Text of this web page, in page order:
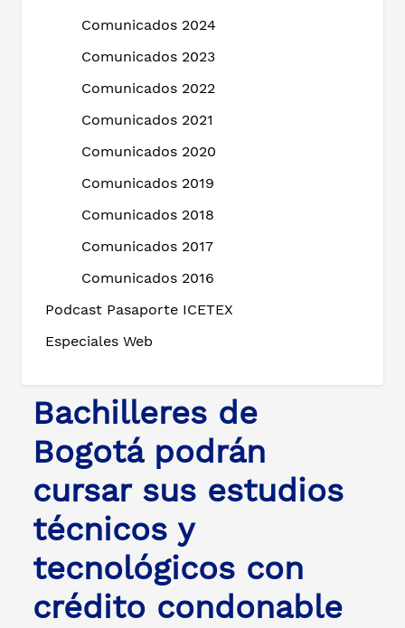
Comunicados 2024
Comunicados 2023
Comunicados 2022
Comunicados 2021
Comunicados 2020
Comunicados 2019
Comunicados 2018
Comunicados 2017
Comunicados 2016
Podcast Pasaporte ICETEX
Especiales Web
Bachilleres de
Bogotá podrán
cursar sus estudios
técnicos y
tecnológicos con
crédito condonable